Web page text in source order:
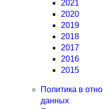
2021
2020
2019
2018
2017
2016
2015
Политика в
данных